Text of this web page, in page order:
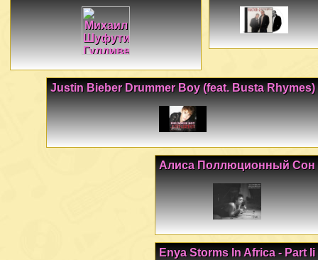
Justin Bieber Drummer Boy (feat. Busta Rhymes)
Алиса Поллюционный Сон
Enya Storms In Africa - Part Ii